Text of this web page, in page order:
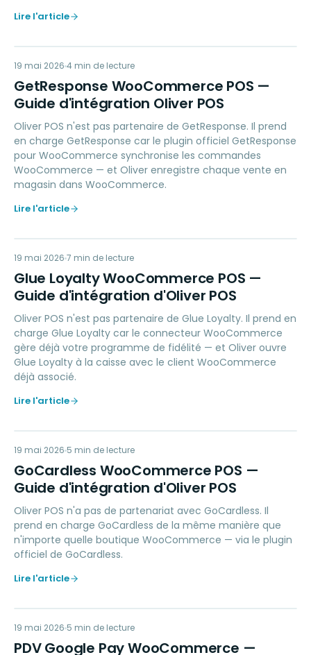
Lire l'article
GW
MARKETING
19 mai 2026 4 min de lecture
GetResponse WooCommerce POS —
Guide d'intégration Oliver POS
Oliver POS n'est pas partenaire de GetResponse. Il prend
en charge GetResponse car le plugin officiel GetResponse
pour WooCommerce synchronise les commandes
WooCommerce — et Oliver enregistre chaque vente en
magasin dans WooCommerce.
Lire l'article
GL
LOYALTY
19 mai 2026 7 min de lecture
Glue Loyalty WooCommerce POS —
Guide d'intégration d'Oliver POS
Oliver POS n'est pas partenaire de Glue Loyalty. Il prend en
charge Glue Loyalty car le connecteur WooCommerce
gère déjà votre programme de fidélité — et Oliver ouvre
Glue Loyalty à la caisse avec le client WooCommerce
déjà associé.
Lire l'article
GW
PAYMENTS
19 mai 2026 5 min de lecture
GoCardless WooCommerce POS —
Guide d'intégration d'Oliver POS
Oliver POS n'a pas de partenariat avec GoCardless. Il
prend en charge GoCardless de la même manière que
n'importe quelle boutique WooCommerce — via le plugin
officiel de GoCardless.
Lire l'article
PAYMENTS
19 mai 2026 5 min de lecture
PDV Google Pay WooCommerce —